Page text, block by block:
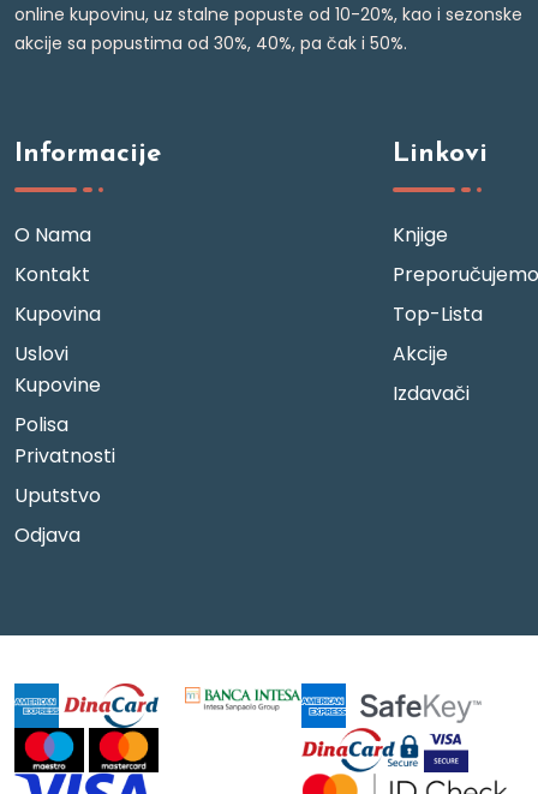
online kupovinu, uz stalne popuste od 10-20%, kao i sezonske
akcije sa popustima od 30%, 40%, pa čak i 50%.
Informacije
O Nama
Kontakt
Kupovina
Uslovi
Kupovine
Polisa
Privatnosti
Uputstvo
Odjava
Linkovi
Knjige
Preporučujemo
Top-Lista
Akcije
Izdavači